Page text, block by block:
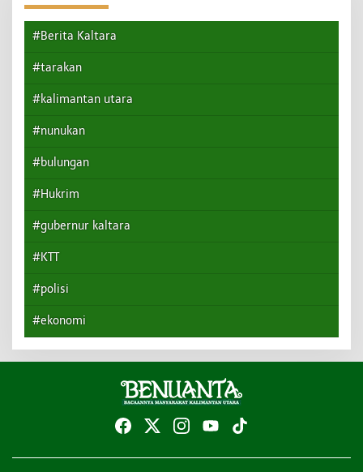
#Berita Kaltara
#tarakan
#kalimantan utara
#nunukan
#bulungan
#Hukrim
#gubernur kaltara
#KTT
#polisi
#ekonomi